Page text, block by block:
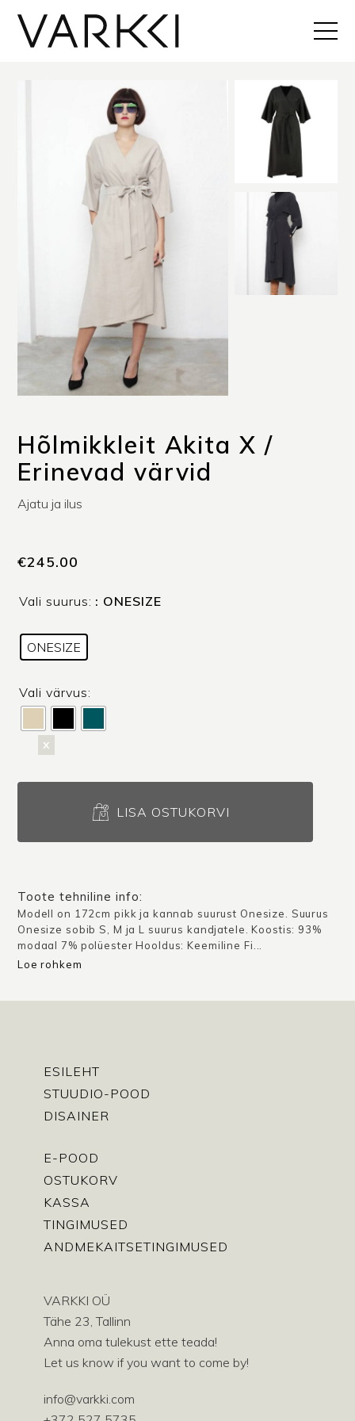
Hõlmikkleit Akita X /
Erinevad värvid
Ajatu ja ilus
€245.00
Vali suurus: : ONESIZE
ONESIZE
Vali värvus:
x
värvid
kogus
LISA OSTUKORVI
Toote tehniline info:
Modell on 172cm pikk ja kannab suurust Onesize. Suurus
Onesize sobib S, M ja L suurus kandjatele. Koostis: 93%
modaal 7% polüester Hooldus: Keemiline Fi...
Loe rohkem
ESILEHT
STUUDIO-POOD
DISAINER
E-POOD
OSTUKORV
KASSA
TINGIMUSED
ANDMEKAITSETINGIMUSED
VARKKI OÜ
Tähe 23, Tallinn
Anna oma tulekust ette teada!
Let us know if you want to come by!
info@varkki.com